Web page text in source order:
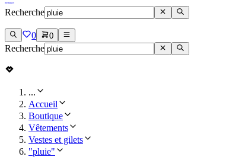
Recherche
0 0
Recherche
...
Accueil
Boutique
Vêtements
Vestes et gilets
"pluie"